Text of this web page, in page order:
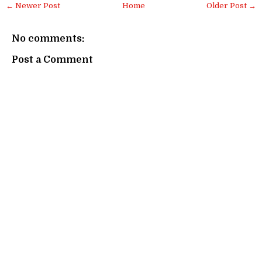
← Newer Post Older Post →
Home
No comments:
Post a Comment